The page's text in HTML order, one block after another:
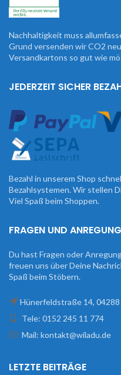
Nachhaltigkeit muss
Grund versenden wir CO2
Versandkartons so gut wie
JEDERZEIT SICHER
Bezahl in unserem Shop
Bezahlsystemen. Wir stellen
Viel Spaß beim Shoppen.
FRAGEN UND
Du hast Fragen oder
freuen uns über Deine
Spaß beim Stöbern.
Hünerfeldstraße 14, 04288
Tele: 0152 245 11 774
Mail: kontakt@wiladu.de
LETZTE BEITRÄGE